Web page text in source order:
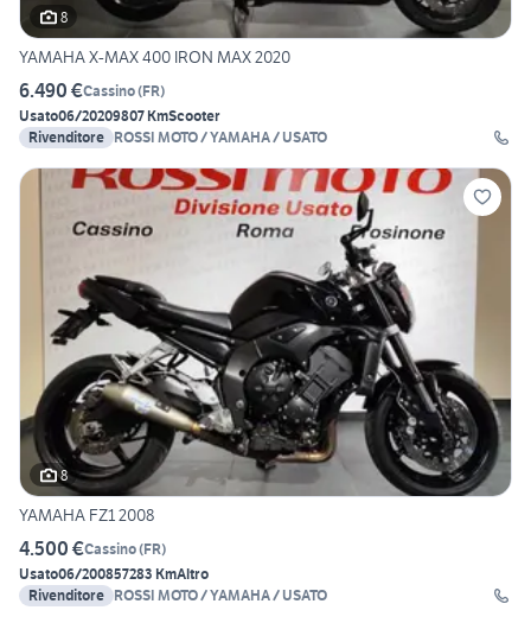
8
YAMAHA X-MAX 400 IRON MAX 2020
6.490 €Cassino(FR)
Usato06/20209807 KmScooter
Rivenditore ROSSI MOTO / YAMAHA / USATO
8
YAMAHA FZ1 2008
4.500 €Cassino(FR)
Usato06/200857283 KmAltro
Rivenditore ROSSI MOTO / YAMAHA / USATO